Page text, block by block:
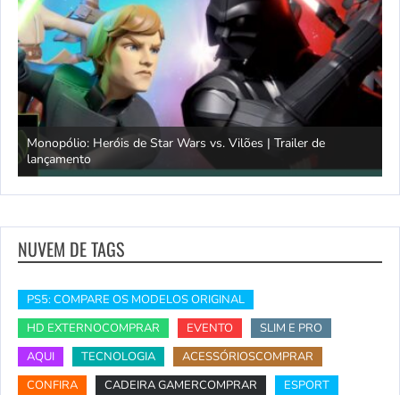
Monopólio: Heróis de Star Wars vs. Vilões | Trailer de
lançamento
NUVEM DE TAGS
PS5: COMPARE OS MODELOS ORIGINAL
HD EXTERNOCOMPRAR
EVENTO
SLIM E PRO
AQUI
TECNOLOGIA
ACESSÓRIOSCOMPRAR
CONFIRA
CADEIRA GAMERCOMPRAR
ESPORT